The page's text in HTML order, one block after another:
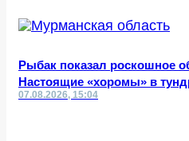
Рыбак показал роскошное
Настоящие «хоромы» в
07.08.2026, 15:04